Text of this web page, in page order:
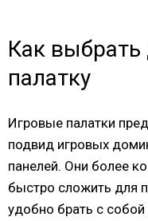
Как
палатку
Игровые палатки
подвид игровых
панелей. Они более
быстро сложить для
удобно брать с собой